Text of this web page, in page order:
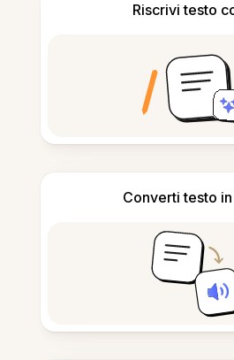
Riscrivi testo
Converti testo